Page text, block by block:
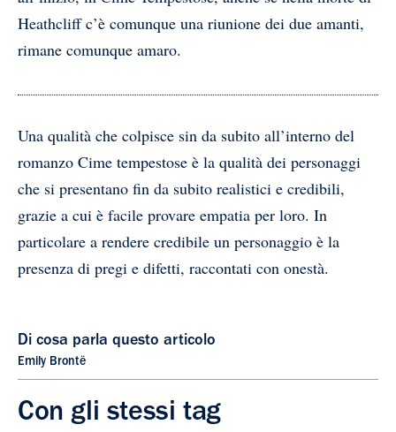
Heathcliff c’è comunque una riunione dei due amanti,
rimane comunque amaro.
Una qualità che colpisce sin da subito all’interno del
romanzo Cime tempestose è la qualità dei personaggi
che si presentano fin da subito realistici e credibili,
grazie a cui è facile provare empatia per loro. In
particolare a rendere credibile un personaggio è la
presenza di pregi e difetti, raccontati con onestà.
Di cosa parla questo articolo
Emily Brontë
Con gli stessi tag